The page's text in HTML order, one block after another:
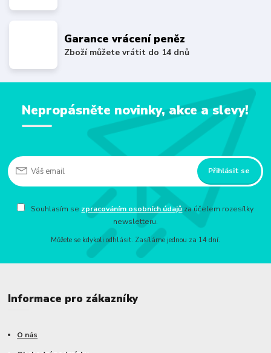
Garance vrácení peněz
Zboží můžete vrátit do 14 dnů
Nepropásněte novinky, akce a slevy!
Přihlásit se
Souhlasím se zpracováním osobních údajů za účelem rozesílky
newsletteru.
Můžete se kdykoli odhlásit. Zasíláme jednou za 14 dní.
Informace pro zákazníky
O nás